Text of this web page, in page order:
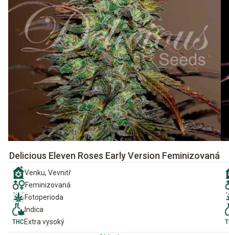
Delicious Eleven Roses Early Version Feminizovaná
Venku, Vevnitř
Feminizovaná
Fotoperioda
Indica
Extra vysoký